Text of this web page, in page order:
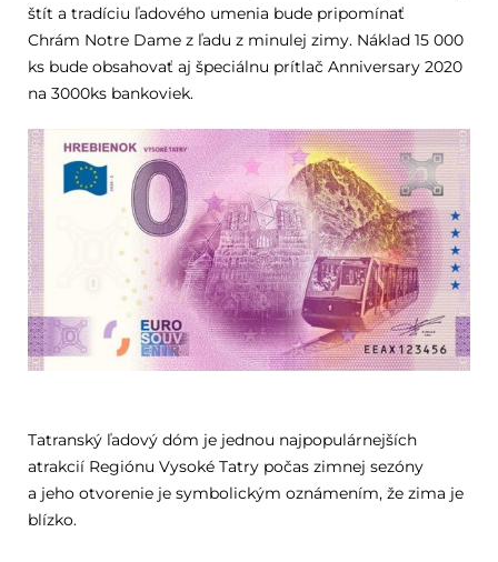
štít a tradíciu ľadového umenia bude pripomínať
Chrám Notre Dame z ľadu z minulej zimy. Náklad 15 000
ks bude obsahovať aj špeciálnu prítlač Anniversary 2020
na 3000ks bankoviek.
Tatranský ľadový dóm je jednou najpopulárnejších
atrakcií Regiónu Vysoké Tatry počas zimnej sezóny
a jeho otvorenie je symbolickým oznámením, že zima je
blízko.